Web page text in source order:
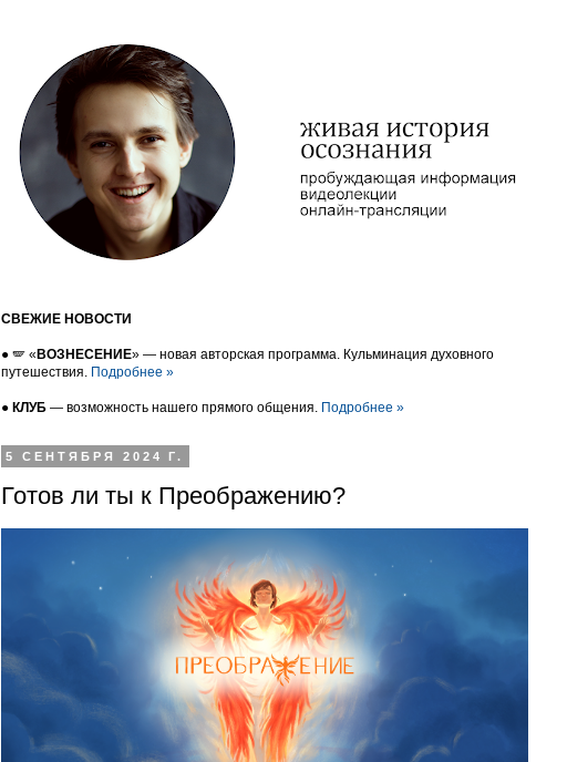
СВЕЖИЕ НОВОСТИ
● 🪽 « ВОЗНЕСЕНИЕ» — новая авторская программа. Кульминация духовного
путешествия. Подробнее »
● КЛУБ — возможность нашего прямого общения. Подробнее »
5 СЕНТЯБРЯ 2024 Г.
Готов ли ты к Преображению?